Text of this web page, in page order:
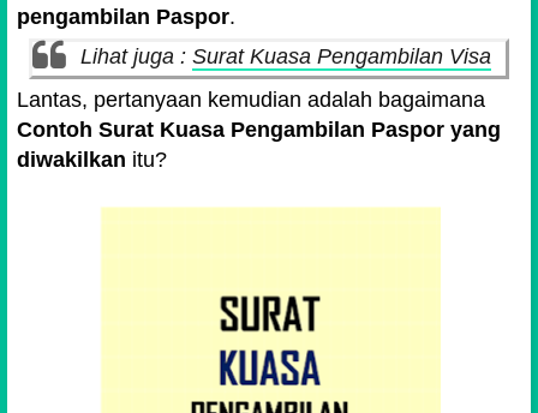
pengambilan Paspor.
Lihat juga : Surat Kuasa Pengambilan Visa
Lantas, pertanyaan kemudian adalah bagaimana
Contoh Surat Kuasa Pengambilan Paspor yang
diwakilkan itu?